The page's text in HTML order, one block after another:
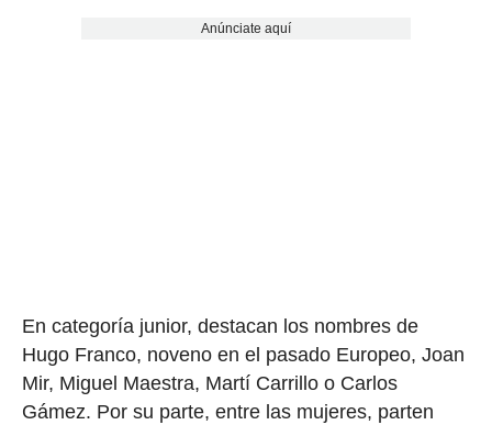
Anúnciate aquí
En categoría junior, destacan los nombres de
Hugo Franco, noveno en el pasado Europeo, Joan
Mir, Miguel Maestra, Martí Carrillo o Carlos
Gámez. Por su parte, entre las mujeres, parten